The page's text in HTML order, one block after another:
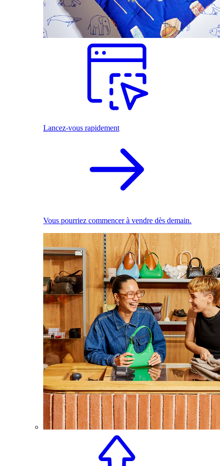
Lancez-vous rapidement
Vous pourriez commencer à vendre dès demain.